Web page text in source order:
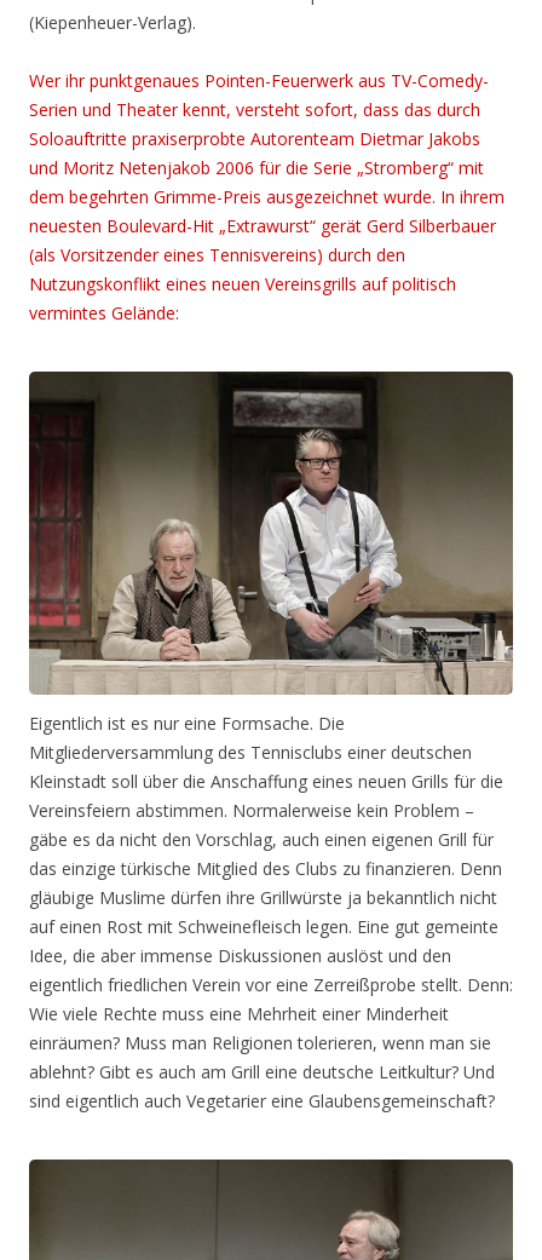
(Kiepenheuer-Verlag).
Wer ihr punktgenaues Pointen-Feuerwerk aus TV-Comedy-
Serien und Theater kennt, versteht sofort, dass das durch
Soloauftritte praxiserprobte Autorenteam Dietmar Jakobs
und Moritz Netenjakob 2006 für die Serie „Stromberg“ mit
dem begehrten Grimme-Preis ausgezeichnet wurde. In ihrem
neuesten Boulevard-Hit „Extrawurst“ gerät Gerd Silberbauer
(als Vorsitzender eines Tennisvereins) durch den
Nutzungskonflikt eines neuen Vereinsgrills auf politisch
vermintes Gelände:
Eigentlich ist es nur eine Formsache. Die
Mitgliederversammlung des Tennisclubs einer deutschen
Kleinstadt soll über die Anschaffung eines neuen Grills für die
Vereinsfeiern abstimmen. Normalerweise kein Problem –
gäbe es da nicht den Vorschlag, auch einen eigenen Grill für
das einzige türkische Mitglied des Clubs zu finanzieren. Denn
gläubige Muslime dürfen ihre Grillwürste ja bekanntlich nicht
auf einen Rost mit Schweinefleisch legen. Eine gut gemeinte
Idee, die aber immense Diskussionen auslöst und den
eigentlich friedlichen Verein vor eine Zerreißprobe stellt. Denn:
Wie viele Rechte muss eine Mehrheit einer Minderheit
einräumen? Muss man Religionen tolerieren, wenn man sie
ablehnt? Gibt es auch am Grill eine deutsche Leitkultur? Und
sind eigentlich auch Vegetarier eine Glaubensgemeinschaft?